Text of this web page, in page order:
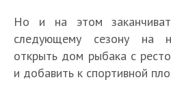
Но и на этом
следующему сезону на
открыть дом рыбака с
и добавить к спортивной